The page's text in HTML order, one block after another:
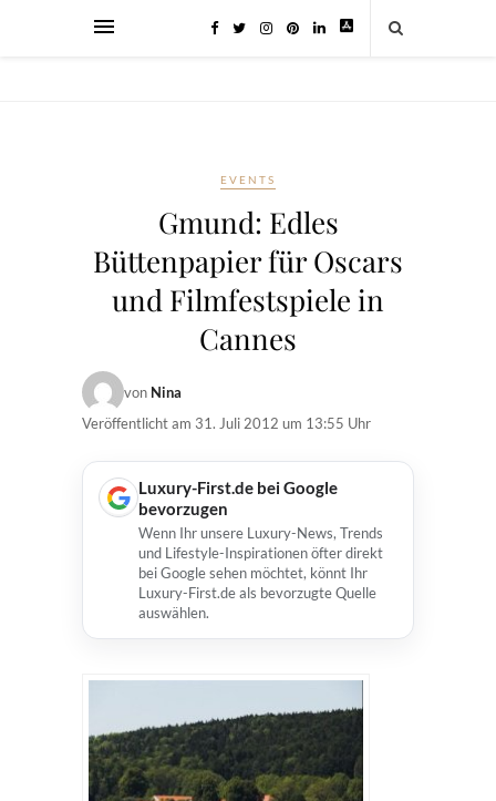
EVENTS
Gmund: Edles
Büttenpapier für Oscars
und Filmfestspiele in
Cannes
von Nina
Veröffentlicht am 31. Juli 2012 um 13:55 Uhr
Luxury-First.de bei Google
bevorzugen
Wenn Ihr unsere Luxury-News, Trends
und Lifestyle-Inspirationen öfter direkt
bei Google sehen möchtet, könnt Ihr
Luxury-First.de als bevorzugte Quelle
auswählen.